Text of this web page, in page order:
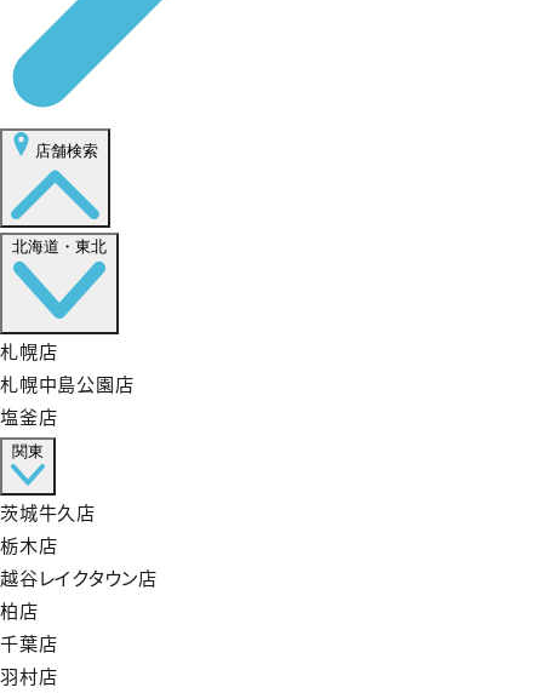
店舗検索
北海道・東北
札幌店
札幌中島公園店
塩釜店
関東
茨城牛久店
栃木店
越谷レイクタウン店
柏店
千葉店
羽村店